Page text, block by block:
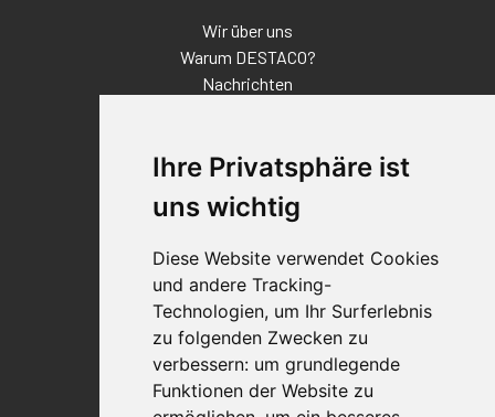
Ihre Privatsphäre ist
uns wichtig
Diese Website verwendet Cookies
und andere Tracking-
Technologien, um Ihr Surferlebnis
zu folgenden Zwecken zu
verbessern: um grundlegende
Funktionen der Website zu
Wir über uns
Warum DESTACO?
Nachrichten
Standorte
Qualitätsaussage
Kontakt
Vertriebspartnerfinder
Häufig gestellte Fragen
Datenschutz-Bestimmungen
Nutzungsbedingungen
Richtlinien/AGBs